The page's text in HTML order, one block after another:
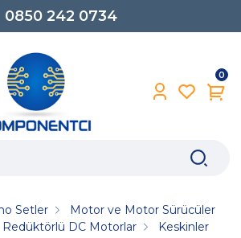
0850 242 0734
0
Setler
Motor ve Motor Sürücüler
Redüktörlü DC Motorlar Keskinler